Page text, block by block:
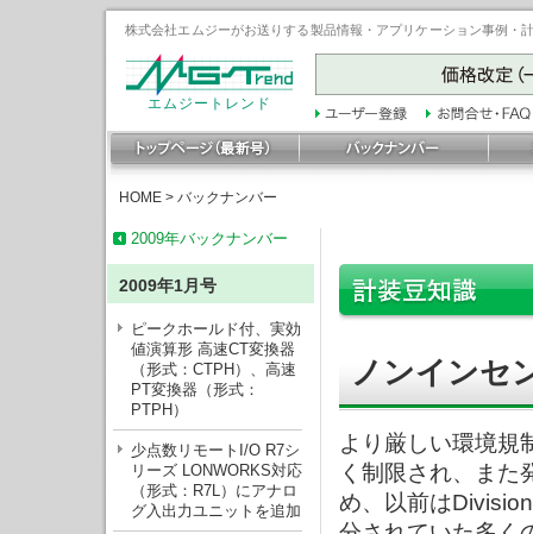
株式会社エムジーがお送りする製品情報・アプリケーション事例
エムジートレンド
HOME > バックナンバー
2009年バックナンバー
2009年1月号
ピークホールド付、実効
値演算形 高速CT変換器
（形式：CTPH）、高速
PT変換器（形式：
PTPH）
少点数リモートI/O R7シ
リーズ LONWORKS対応
（形式：R7L）にアナロ
グ入出力ユニットを追加
ノンインセ
より厳しい環境規
く制限され、また
め、以前は